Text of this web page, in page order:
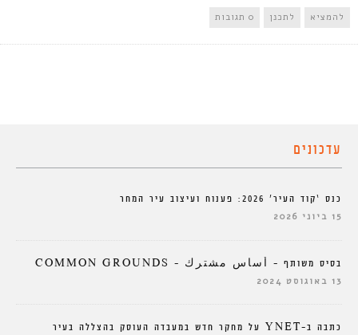
להמציא לתכנן 0 תגובות
עדכונים
כנס ‘קוד העיר’ 2026: פענוח ועיצוב עיר המחר
15 ביוני 2026
בסיס משותף – أساس مشترك – COMMON GROUNDS
13 באוגוסט 2024
כתבה ב-YNET על מחקר חדש במעבדה העוסק בהצללה בעיר